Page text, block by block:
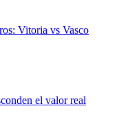
Vitoria vs Vasco
el valor real